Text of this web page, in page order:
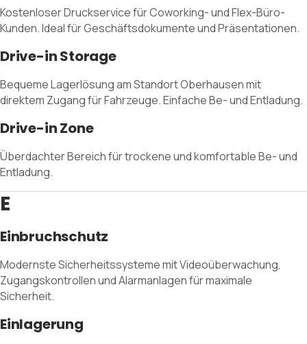
Kostenloser Druckservice für Coworking- und Flex-Büro-
Kunden. Ideal für Geschäftsdokumente und Präsentationen.
Drive-in Storage
Bequeme Lagerlösung am Standort Oberhausen mit
direktem Zugang für Fahrzeuge. Einfache Be- und Entladung.
Drive-in Zone
Überdachter Bereich für trockene und komfortable Be- und
Entladung.
E
Einbruchschutz
Modernste Sicherheitssysteme mit Videoüberwachung,
Zugangskontrollen und Alarmanlagen für maximale
Sicherheit.
Einlagerung